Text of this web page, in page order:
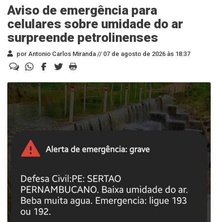
Aviso de emergência para
celulares sobre umidade do ar
surpreende petrolinenses
por Antonio Carlos Miranda // 07 de agosto de 2026 às 18:37